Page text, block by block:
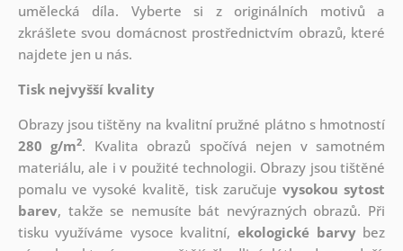
umělecká díla. Vyberte si z originálních motivů a
zkrášlete svou domácnost prostřednictvím obrazů, které
najdete jen u nás.
Tisk nejvyšší kvality
Obrazy jsou tištěny na kvalitní pružné plátno s hmotností
280 g/m2. Kvalita obrazů spočívá nejen v samotném
materiálu, ale i v použité technologii. Obrazy jsou tištěné
pomalu ve vysoké kvalitě, tisk zaručuje vysokou sytost
barev, takže se nemusíte bát nevýrazných obrazů. Při
tisku využíváme vysoce kvalitní,ekologické barvybez